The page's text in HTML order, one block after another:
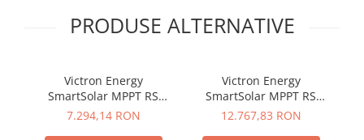
PRODUSE ALTERNATIVE
Victron Energy
SmartSolar MPPT RS
450/100-MC4
7.294,14 RON
Victron Energy
SmartSolar MPPT RS
450/200-MC4
12.767,83 RON